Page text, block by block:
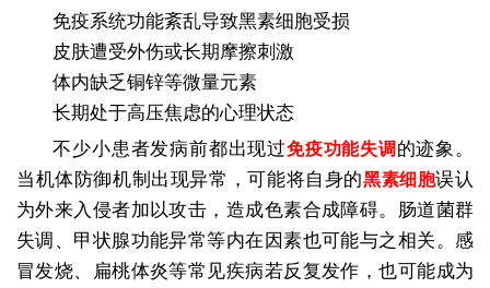
免疫系统功能紊乱导致黑素细胞受损
皮肤遭受外伤或长期摩擦刺激
体内缺乏铜锌等微量元素
长期处于高压焦虑的心理状态
不少小患者发病前都出现过免疫功能失调 的迹象。
当机体防御机制出现异常，可能将自身的黑素细胞误认
为外来入侵者加以攻击，造成色素合成障碍。肠道菌群
失调、甲状腺功能异常等内在因素也可能与之相关。感
冒发烧、扁桃体炎等常见疾病若反复发作，也可能成为